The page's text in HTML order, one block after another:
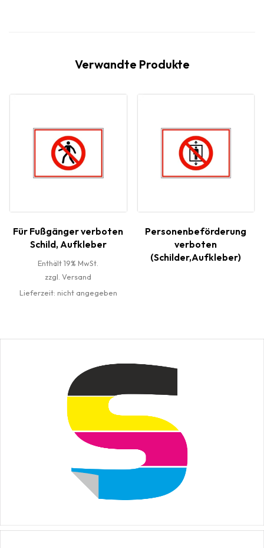
Verwandte Produkte
Für Fußgänger verboten
Schild, Aufkleber
Enthält 19% MwSt.
zzgl.Versand
Lieferzeit: nicht angegeben
Personenbeförderung
verboten
(Schilder,Aufkleber)